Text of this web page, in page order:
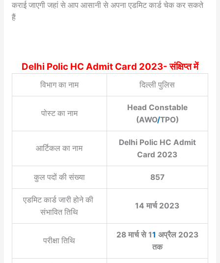
कराई जाएगी जहां से आप आसानी से अपना एडमिट कार्ड चेक कर सकते
हैं
Delhi Polic HC Admit Card 2023- संक्षिप्त में
विभाग का नाम दिल्ली पुलिस
पोस्ट का नाम
Head Constable
(AWO/TPO)
आर्टिकल का नाम
Delhi Polic HC Admit
Card 2023
कुल पदों की संख्या 857
एडमिट कार्ड जारी होने की
संभावित तिथि
14 मार्च 2023
परीक्षा तिथि
28 मार्च से 11 अप्रैल 2023
तक